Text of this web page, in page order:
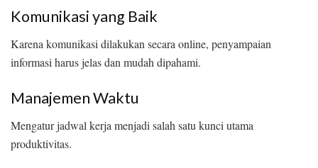
Komunikasi yang Baik
Karena komunikasi dilakukan secara online, penyampaian
informasi harus jelas dan mudah dipahami.
Manajemen Waktu
Mengatur jadwal kerja menjadi salah satu kunci utama
produktivitas.